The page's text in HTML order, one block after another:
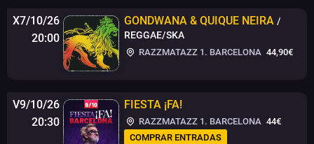
X7/10/26
20:00
GONDWANA & QUIQUE NEIRA /
REGGAE/SKA
RAZZMATAZZ 1. BARCELONA 44,90€
V9/10/26
20:30
FIESTA ¡FA!
RAZZMATAZZ 1. BARCELONA 44€
COMPRAR ENTRADAS